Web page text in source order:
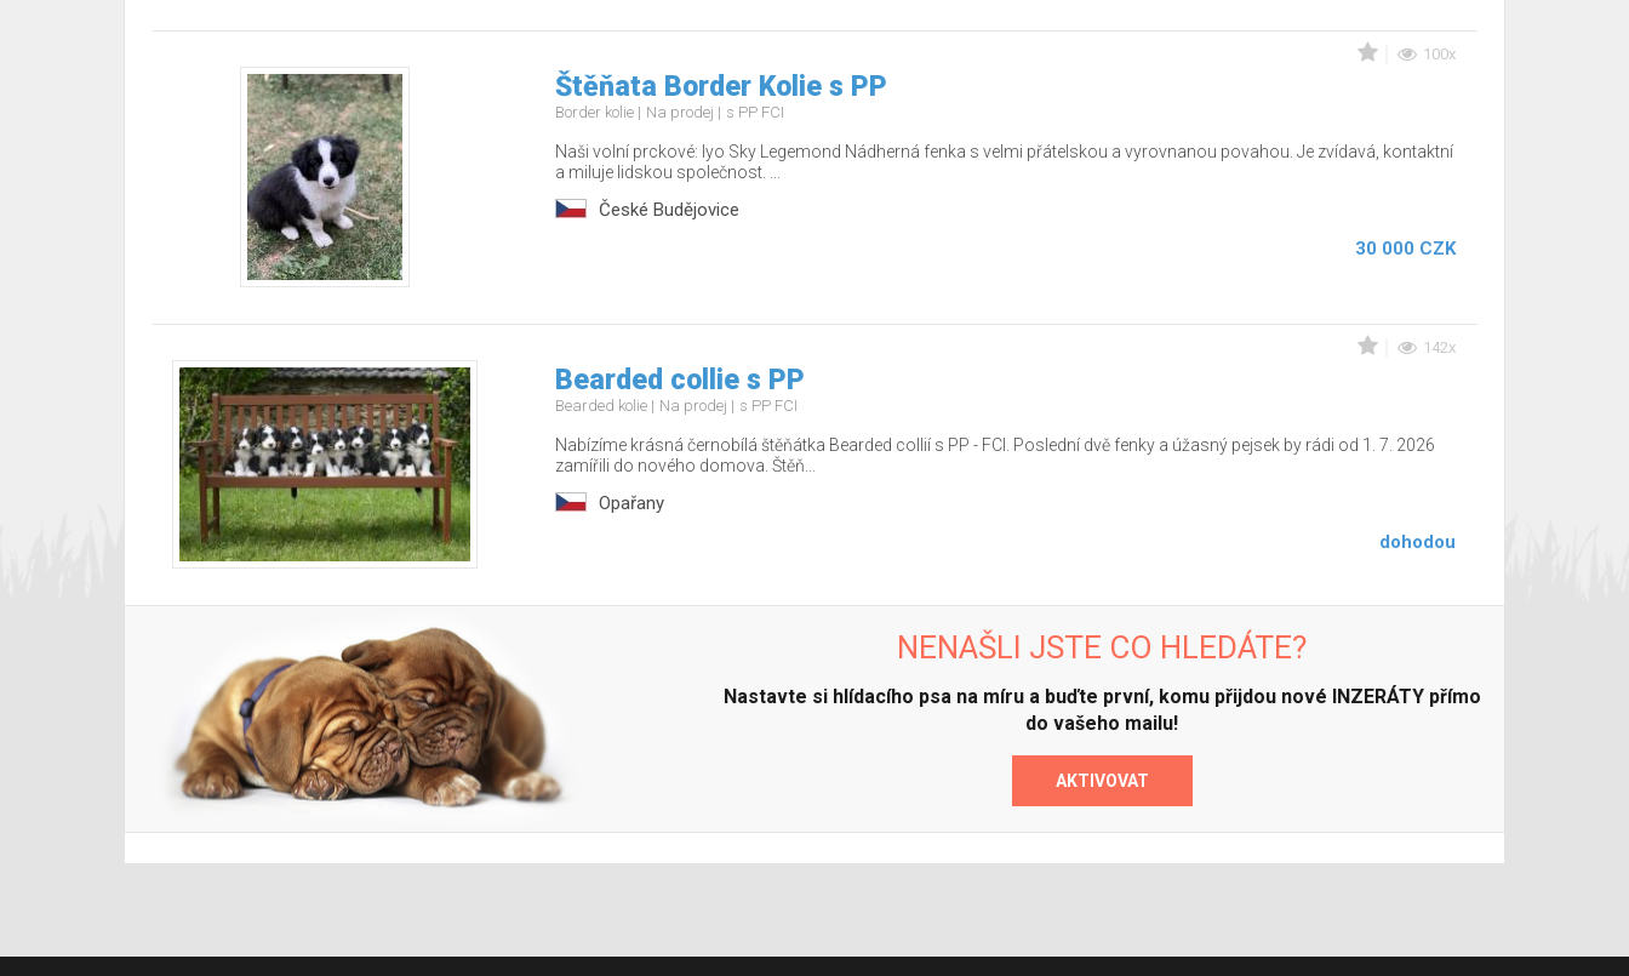
100x
Štěňata Border Kolie s PP
Border kolie Na prodej s PP FCI
Naši volní prckové: Iyo Sky Legemond Nádherná fenka s velmi přátelskou a vyrovnanou povahou. Je zvídavá, kontaktní
a miluje lidskou společnost. ...
České Budějovice
30 000 CZK
142x
Bearded collie s PP
Bearded kolie Na prodej s PP FCI
Nabízíme krásná černobílá štěňátka Bearded collií s PP - FCI. Poslední dvě fenky a úžasný pejsek by rádi od 1. 7. 2026
zamířili do nového domova. Štěň...
Opařany
dohodou
NENAŠLI JSTE CO HLEDÁTE?
Nastavte si hlídacího psa na míru a buďte první, komu přijdou nové INZERÁTY přímo
do vašeho mailu!
AKTIVOVAT